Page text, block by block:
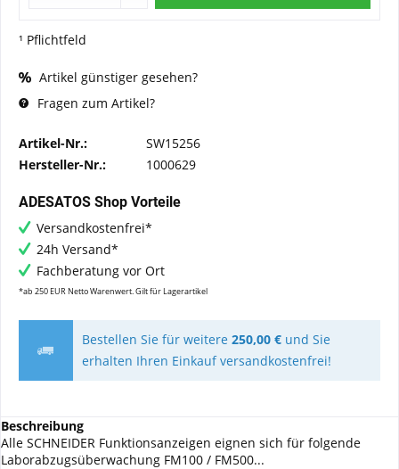
¹ Pflichtfeld
Artikel günstiger gesehen?
Fragen zum Artikel?
Artikel-Nr.:
SW15256
Hersteller-Nr.:
1000629
ADESATOS Shop Vorteile
Versandkostenfrei*
24h Versand*
Fachberatung vor Ort
*ab 250 EUR Netto Warenwert. Gilt für Lagerartikel
Bestellen Sie für weitere 250,00 €und Sie
erhalten Ihren Einkauf versandkostenfrei!
Beschreibung
Alle SCHNEIDER Funktionsanzeigen eignen sich für folgende
Laborabzugsüberwachung FM100 / FM500...